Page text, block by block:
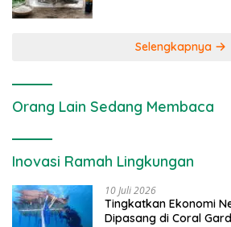
Selengkapnya
Orang Lain Sedang Membaca
Inovasi Ramah Lingkungan
10 Juli 2026
Tingkatkan Ekonomi
Dipasang di Coral